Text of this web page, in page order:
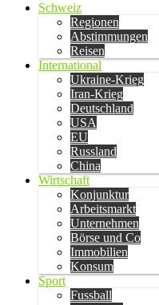
Schweiz
Regionen
Abstimmungen
Reisen
International
Ukraine-Krieg
Iran-Krieg
Deutschland
USA
EU
Russland
China
Wirtschaft
Konjunktur
Arbeitsmarkt
Unternehmen
Börse und Co
Immobilien
Konsum
Sport
Fussball